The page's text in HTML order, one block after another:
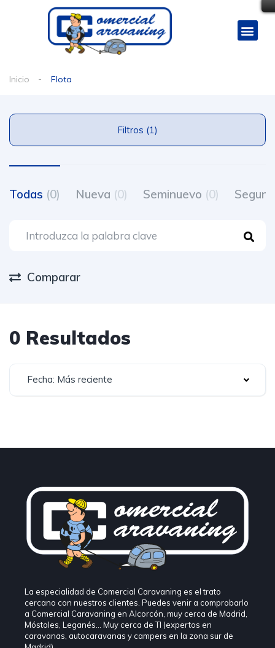
Inicio Flota
Filtros (1)
Todas (0) Nueva (0) Seminuevo (0)
Comparar
0 Resultados
Fecha: Más reciente
La especialidad de Comercial Caravaning es el trato
cercano con nuestros clientes. Puedes venir a comprobarlo
a Comercial Caravaning en Alcorcón, muy cerca de Madrid,
Móstoles, Leganés… Muy cerca de TI (expertos en
caravanas, autocaravanas y campers en la zona sur de